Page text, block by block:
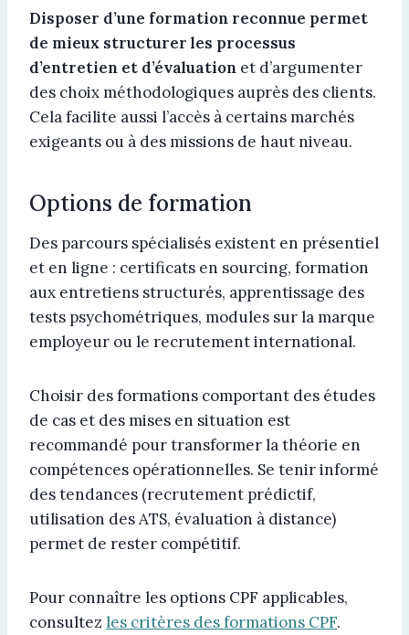
Disposer d’une formation reconnue permet
de mieux structurer les processus
d’entretien et d’évaluation et d’argumenter
des choix méthodologiques auprès des clients.
Cela facilite aussi l’accès à certains marchés
exigeants ou à des missions de haut niveau.
Options de formation
Des parcours spécialisés existent en présentiel
et en ligne : certificats en sourcing, formation
aux entretiens structurés, apprentissage des
tests psychométriques, modules sur la marque
employeur ou le recrutement international.
Choisir des formations comportant des études
de cas et des mises en situation est
recommandé pour transformer la théorie en
compétences opérationnelles. Se tenir informé
des tendances (recrutement prédictif,
utilisation des ATS, évaluation à distance)
permet de rester compétitif.
Pour connaître les options CPF applicables,
consultez les critères des formations CPF.